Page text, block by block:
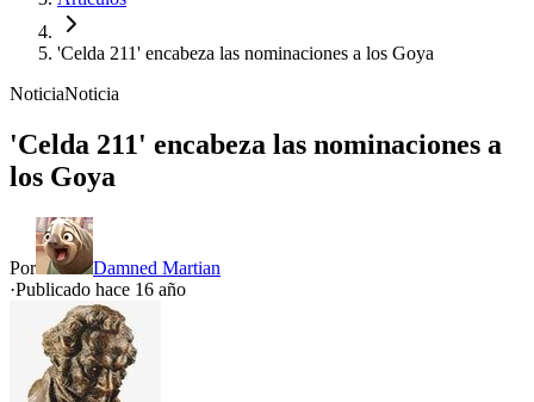
'Celda 211' encabeza las nominaciones a los Goya
NoticiaNoticia
'Celda 211' encabeza las nominaciones a
los Goya
Por
Damned Martian
·Publicado hace 16 año